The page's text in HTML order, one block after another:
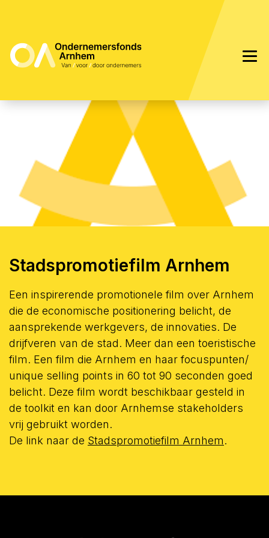
Stadspromotiefilm Arnhem
Een inspirerende promotionele film over Arnhem
die de economische positionering belicht, de
aansprekende werkgevers, de innovaties. De
drijfveren van de stad. Meer dan een toeristische
film. Een film die Arnhem en haar focuspunten/
unique selling points in 60 tot 90 seconden goed
belicht. Deze film wordt beschikbaar gesteld in
de toolkit en kan door Arnhemse stakeholders
vrij gebruikt worden.
De link naar de Stadspromotiefilm Arnhem.